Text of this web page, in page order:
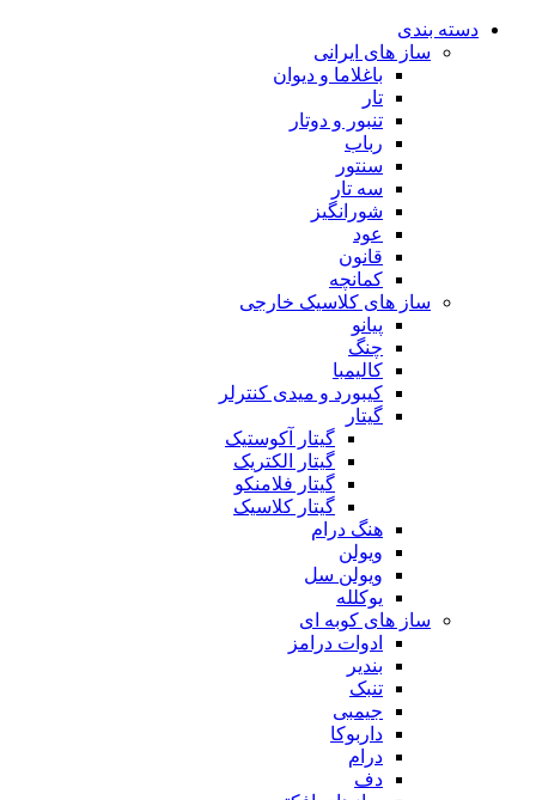
دسته بندی
ساز های ایرانی
باغلاما و دیوان
تار
تنبور و دوتار
رباب
سنتور
سه تار
شورانگیز
عود
قانون
کمانچه
ساز های کلاسیک خارجی
پیانو
چنگ
کالیمبا
کیبورد و میدی کنترلر
گیتار
گیتار آکوستیک
گیتار الکتریک
گیتار فلامنکو
گیتار کلاسیک
هنگ درام
ویولن
ویولن سل
یوکلله
ساز های کوبه ای
ادوات درامز
بندیر
تنبک
جیمبی
داربوکا
درام
دف